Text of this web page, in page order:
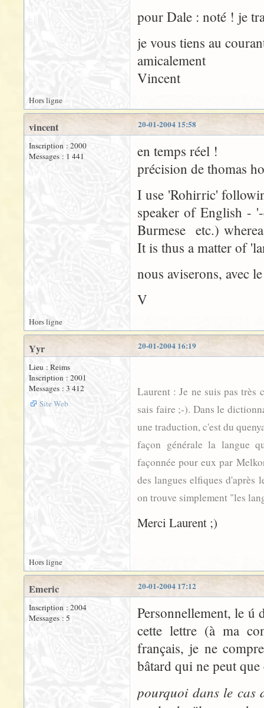
pour Dale : noté ! je
je vous tiens au
amicalement
Vincent
Hors ligne
20-01-2004 15:58
vincent
Inscription : 2000
Messages : 1 441
en temps réel !
précision de thomas
I use 'Rohirric'
speaker of English - '-
Burmese etc.)
It is thus a matter of
nous aviserons, avec
V
Hors ligne
20-01-2004 16:19
Yyr
Lieu : Reims
Inscription : 2001
Messages : 3 412
Site Web
Laurent : Je ne suis pas très
sais faire ;-). Dans le
une traduction, c'est du
façon générale la langue
façonnée pour eux par
des langues elfiques d'après
on trouve simplement "les
Merci Laurent ;)
Hors ligne
20-01-2004 17:12
Emeric
Inscription : 2004
Messages : 5
Personnellement, le ú
cette lettre (à ma
français, je ne
bâtard qui ne peut
pourquoi dans le cas